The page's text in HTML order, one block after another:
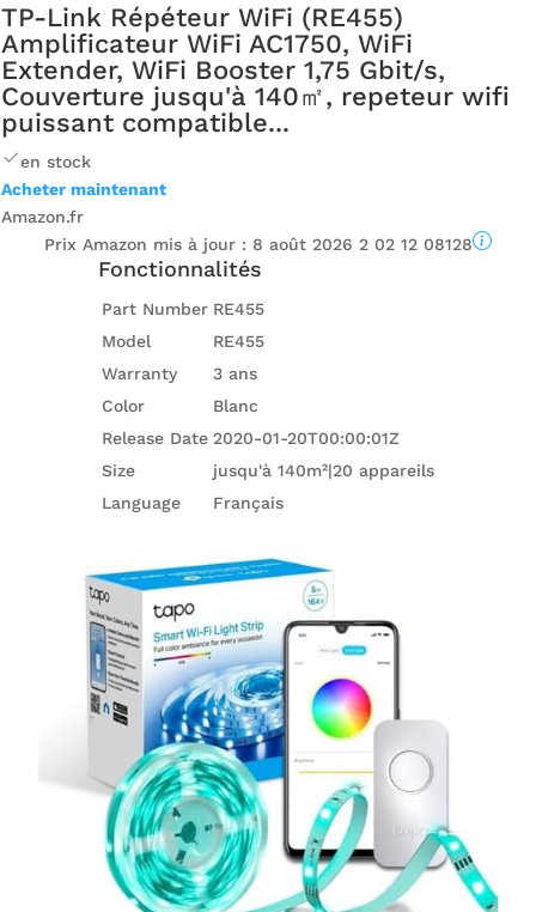
TP-Link Répéteur WiFi (RE455)
Amplificateur WiFi AC1750, WiFi
Extender, WiFi Booster 1,75 Gbit/s,
Couverture jusqu'à 140㎡, repeteur wifi
puissant compatible...
en stock
Acheter maintenant
Amazon.fr
Prix ​​Amazon mis à jour : 8 août 2026 2 02 12 08128
Fonctionnalités
Part Number RE455
Model
RE455
Warranty
3 ans
Color
Blanc
Release Date 2020-01-20T00:00:01Z
Size
jusqu'à 140m²|20 appareils
Language
Français